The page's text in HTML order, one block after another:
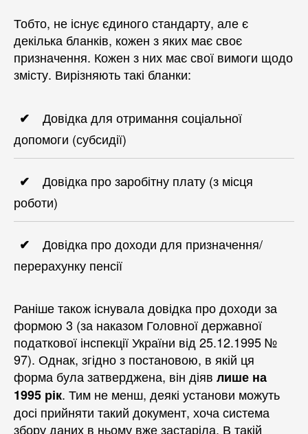
Тобто, не існує єдиного стандарту, але є
декілька бланків, кожен з яких має своє
призначення. Кожен з них має свої вимоги щодо
змісту. Вирізняють такі бланки:
Довідка для отримання соціальної
допомоги (субсидії)
Довідка про заробітну плату (з місця
роботи)
Довідка про доходи для призначення/
перерахунку пенсії
Раніше також існувала довідка про доходи за
формою 3 (за наказом Головної державної
податкової інспекції України від 25.12.1995 №
97). Однак, згідно з постановою, в якій ця
форма була затверджена, він діяв лише на
1995 рік. Тим не менш, деякі установи можуть
досі прийняти такий документ, хоча система
збору даних в ньому вже застаріла. В такій